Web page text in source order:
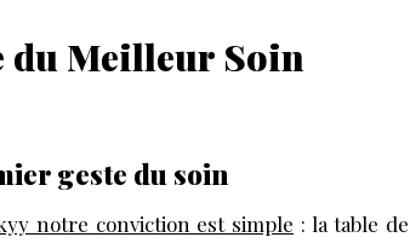
du Meilleur Soin
geste du soin
notre conviction est simple : la table de